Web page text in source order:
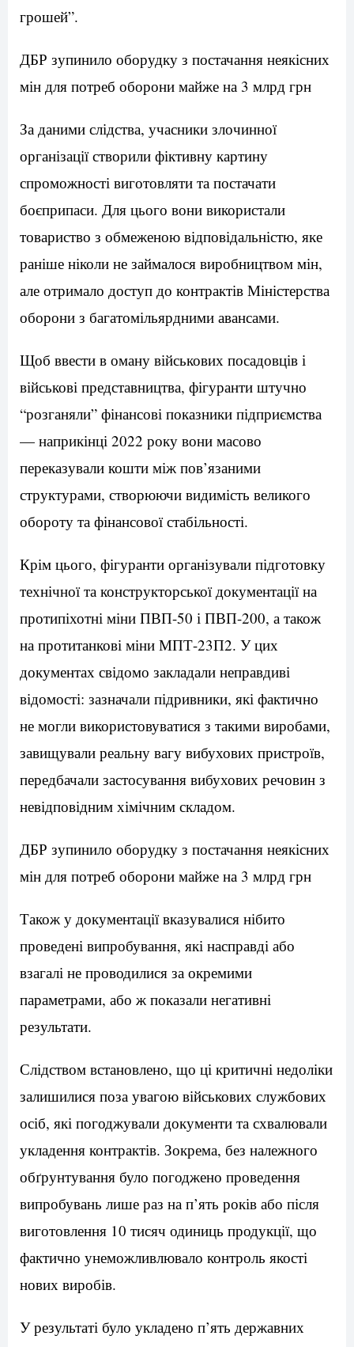
грошей”.
ДБР зупинило оборудку з постачання неякісних
мін для потреб оборони майже на 3 млрд грн
За даними слідства, учасники злочинної
організації створили фіктивну картину
спроможності виготовляти та постачати
боєприпаси. Для цього вони використали
товариство з обмеженою відповідальністю, яке
раніше ніколи не займалося виробництвом мін,
але отримало доступ до контрактів Міністерства
оборони з багатомільярдними авансами.
Щоб ввести в оману військових посадовців і
військові представництва, фігуранти штучно
“розганяли” фінансові показники підприємства
— наприкінці 2022 року вони масово
переказували кошти між пов’язаними
структурами, створюючи видимість великого
обороту та фінансової стабільності.
Крім цього, фігуранти організували підготовку
технічної та конструкторської документації на
протипіхотні міни ПВП-50 і ПВП-200, а також
на протитанкові міни МПТ-23П2. У цих
документах свідомо закладали неправдиві
відомості: зазначали підривники, які фактично
не могли використовуватися з такими виробами,
завищували реальну вагу вибухових пристроїв,
передбачали застосування вибухових речовин з
невідповідним хімічним складом.
ДБР зупинило оборудку з постачання неякісних
мін для потреб оборони майже на 3 млрд грн
Також у документації вказувалися нібито
проведені випробування, які насправді або
взагалі не проводилися за окремими
параметрами, або ж показали негативні
результати.
Слідством встановлено, що ці критичні недоліки
залишилися поза увагою військових службових
осіб, які погоджували документи та схвалювали
укладення контрактів. Зокрема, без належного
обґрунтування було погоджено проведення
випробувань лише раз на п’ять років або після
виготовлення 10 тисяч одиниць продукції, що
фактично унеможливлювало контроль якості
нових виробів.
У результаті було укладено п’ять державних